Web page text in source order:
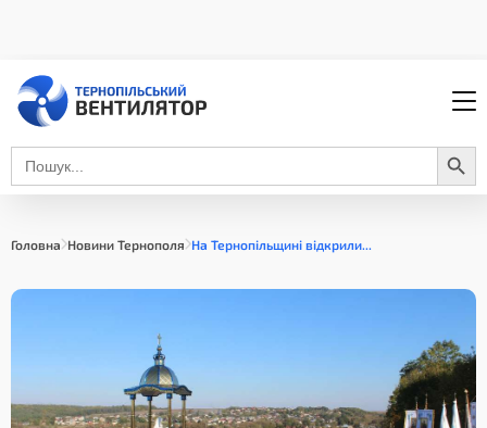
Search
for:
Search Button
Головна Новини Тернополя На Тернопільщині відкрили...